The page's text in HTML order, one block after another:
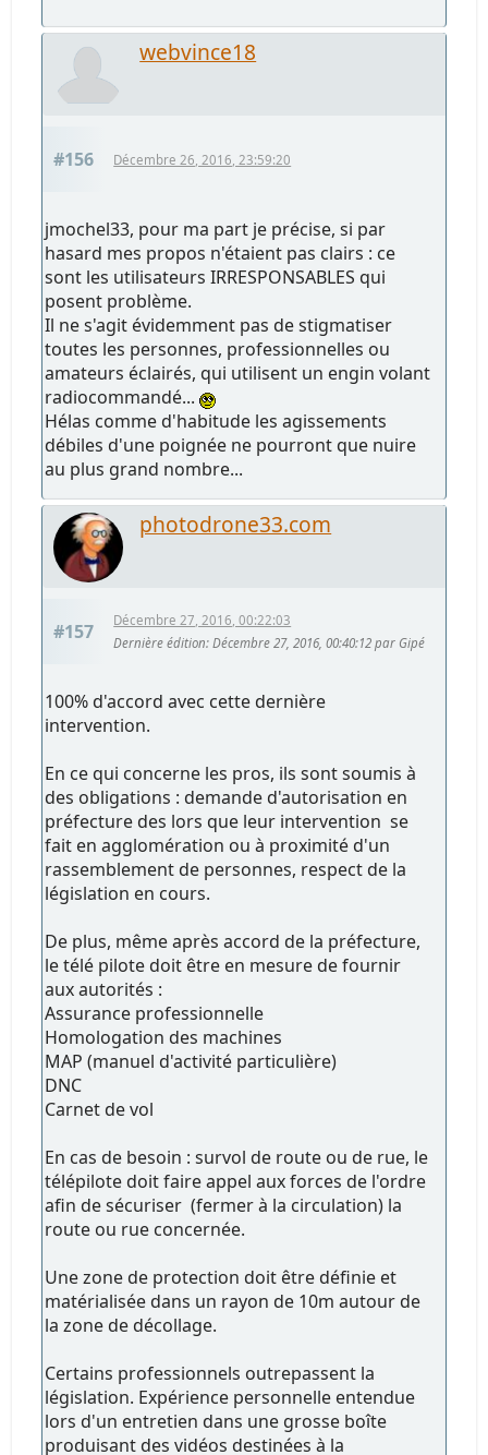
webvince18
#156 Décembre 26, 2016, 23:59:20
jmochel33, pour ma part je précise, si par
hasard mes propos n'étaient pas clairs : ce
sont les utilisateurs IRRESPONSABLES qui
posent problème.
Il ne s'agit évidemment pas de stigmatiser
toutes les personnes, professionnelles ou
amateurs éclairés, qui utilisent un engin volant
radiocommandé...
Hélas comme d'habitude les agissements
débiles d'une poignée ne pourront que nuire
au plus grand nombre...
photodrone33.com
#157
Décembre 27, 2016, 00:22:03
Dernière édition: Décembre 27, 2016, 00:40:12 par Gipé
100% d'accord avec cette dernière
intervention.
En ce qui concerne les pros, ils sont soumis à
des obligations : demande d'autorisation en
préfecture des lors que leur intervention se
fait en agglomération ou à proximité d'un
rassemblement de personnes, respect de la
législation en cours.
De plus, même après accord de la préfecture,
le télé pilote doit être en mesure de fournir
aux autorités :
Assurance professionnelle
Homologation des machines
MAP (manuel d'activité particulière)
DNC
Carnet de vol
En cas de besoin : survol de route ou de rue, le
télépilote doit faire appel aux forces de l'ordre
afin de sécuriser (fermer à la circulation) la
route ou rue concernée.
Une zone de protection doit être définie et
matérialisée dans un rayon de 10m autour de
la zone de décollage.
Certains professionnels outrepassent la
législation. Expérience personnelle entendue
lors d'un entretien dans une grosse boîte
produisant des vidéos destinées à la